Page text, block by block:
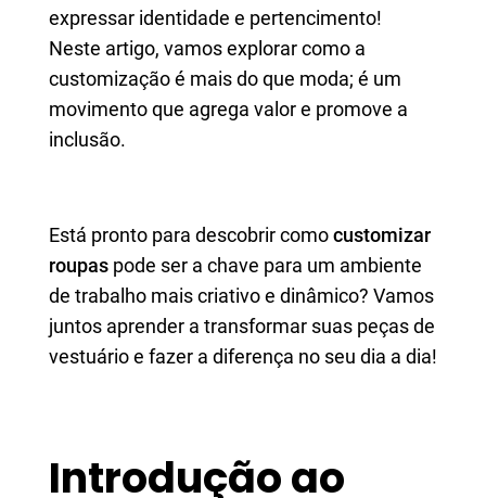
expressar identidade e pertencimento!
Neste artigo, vamos explorar como a
customização é mais do que moda; é um
movimento que agrega valor e promove a
inclusão.
Está pronto para descobrir comocustomizar
roupas pode ser a chave para um ambiente
de trabalho mais criativo e dinâmico? Vamos
juntos aprender a transformar suas peças de
vestuário e fazer a diferença no seu dia a dia!
Introdução ao